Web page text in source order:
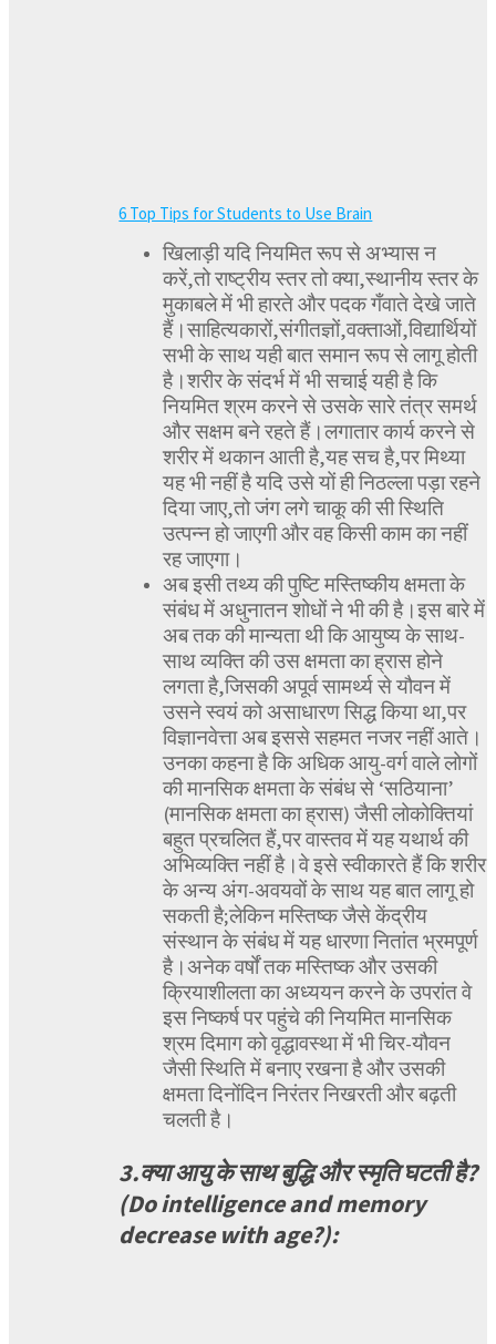
6 Top Tips for Students to Use Brain
खिलाड़ी यदि नियमित रूप से अभ्यास न
करें,तो राष्ट्रीय स्तर तो क्या,स्थानीय स्तर के
मुकाबले में भी हारते और पदक गँवाते देखे जाते
हैं।साहित्यकारों,संगीतज्ञों,वक्ताओं,विद्यार्थियों
सभी के साथ यही बात समान रूप से लागू होती
है।शरीर के संदर्भ में भी सचाई यही है कि
नियमित श्रम करने से उसके सारे तंत्र समर्थ
और सक्षम बने रहते हैं।लगातार कार्य करने से
शरीर में थकान आती है,यह सच है,पर मिथ्या
यह भी नहीं है यदि उसे यों ही निठल्ला पड़ा रहने
दिया जाए,तो जंग लगे चाकू की सी स्थिति
उत्पन्न हो जाएगी और वह किसी काम का नहीं
रह जाएगा।
अब इसी तथ्य की पुष्टि मस्तिष्कीय क्षमता के
संबंध में अधुनातन शोधों ने भी की है।इस बारे में
अब तक की मान्यता थी कि आयुष्य के साथ-
साथ व्यक्ति की उस क्षमता का ह्रास होने
लगता है,जिसकी अपूर्व सामर्थ्य से यौवन में
उसने स्वयं को असाधारण सिद्ध किया था,पर
विज्ञानवेत्ता अब इससे सहमत नजर नहीं आते।
उनका कहना है कि अधिक आयु-वर्ग वाले लोगों
की मानसिक क्षमता के संबंध से ‘सठियाना’
(मानसिक क्षमता का ह्रास) जैसी लोकोक्तियां
बहुत प्रचलित हैं,पर वास्तव में यह यथार्थ की
अभिव्यक्ति नहीं है।वे इसे स्वीकारते हैं कि शरीर
के अन्य अंग-अवयवों के साथ यह बात लागू हो
सकती है;लेकिन मस्तिष्क जैसे केंद्रीय
संस्थान के संबंध में यह धारणा नितांत भ्रमपूर्ण
है।अनेक वर्षों तक मस्तिष्क और उसकी
क्रियाशीलता का अध्ययन करने के उपरांत वे
इस निष्कर्ष पर पहुंचे की नियमित मानसिक
श्रम दिमाग को वृद्धावस्था में भी चिर-यौवन
जैसी स्थिति में बनाए रखना है और उसकी
क्षमता दिनोंदिन निरंतर निखरती और बढ़ती
चलती है।
3.क्या आयु के साथ बुद्धि और स्मृति घटती है?
(Do intelligence and memory
decrease with age?):